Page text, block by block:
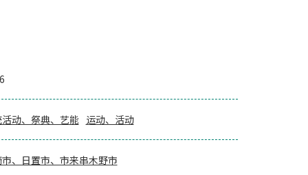
动、祭典、艺能 运动、活动
市、日置市、市来串木野市